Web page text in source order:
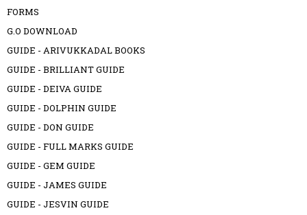
FORMS
G.O DOWNLOAD
GUIDE - ARIVUKKADAL BOOKS
GUIDE - BRILLIANT GUIDE
GUIDE - DEIVA GUIDE
GUIDE - DOLPHIN GUIDE
GUIDE - DON GUIDE
GUIDE - FULL MARKS GUIDE
GUIDE - GEM GUIDE
GUIDE - JAMES GUIDE
GUIDE - JESVIN GUIDE